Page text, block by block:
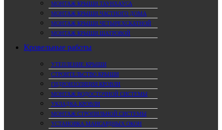
МОНТАЖ КРЫШИ ТАУНХАУСА
МОНТАЖ КРЫШИ ЧАСТНОГО ДОМА
МОНТАЖ КРЫШИ ЧЕТЫРЕХСКАТНОЙ
МОНТАЖ КРЫШИ ШАТРОВОЙ
Кровельные работы
УТЕПЛЕНИЕ КРЫШИ
СТРОИТЕЛЬСТВО КРЫШИ
ГИДРОИЗОЛЯЦИЯ КРОВЛИ
МОНТАЖ ВОДОСТОЧНОЙ СИСТЕМЫ
УКЛАДКА КРОВЛИ
МОНТАЖ СТРОПИЛЬНОЙ СИСТЕМЫ
УСТАНОВКА МАНСАРДНЫХ ОКОН